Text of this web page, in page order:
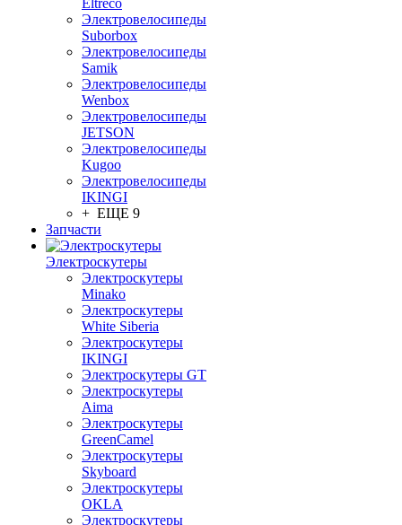
Eltreco
Электровелосипеды
Suborbox
Электровелосипеды
Samik
Электровелосипеды
Wenbox
Электровелосипеды
JETSON
Электровелосипеды
Kugoo
Электровелосипеды
IKINGI
+ ЕЩЕ 9
Запчасти
Электроскутеры
Электроскутеры
Minako
Электроскутеры
White Siberia
Электроскутеры
IKINGI
Электроскутеры GT
Электроскутеры
Aima
Электроскутеры
GreenCamel
Электроскутеры
Skyboard
Электроскутеры
OKLA
Электроскутеры